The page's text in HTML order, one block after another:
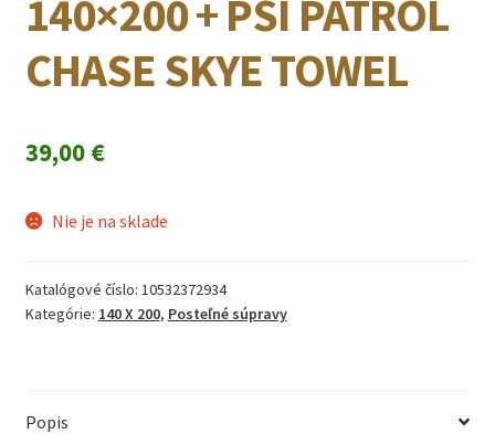
140×200 + PSI PATROL
CHASE SKYE TOWEL
39,00 €
Nie je na sklade
Katalógové číslo: 10532372934
Kategórie: 140 X 200, Posteľné súpravy
Popis